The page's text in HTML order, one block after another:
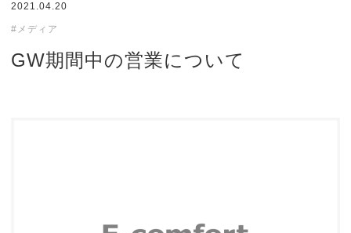
2021.04.20
#メディア
GW期間中の営業について